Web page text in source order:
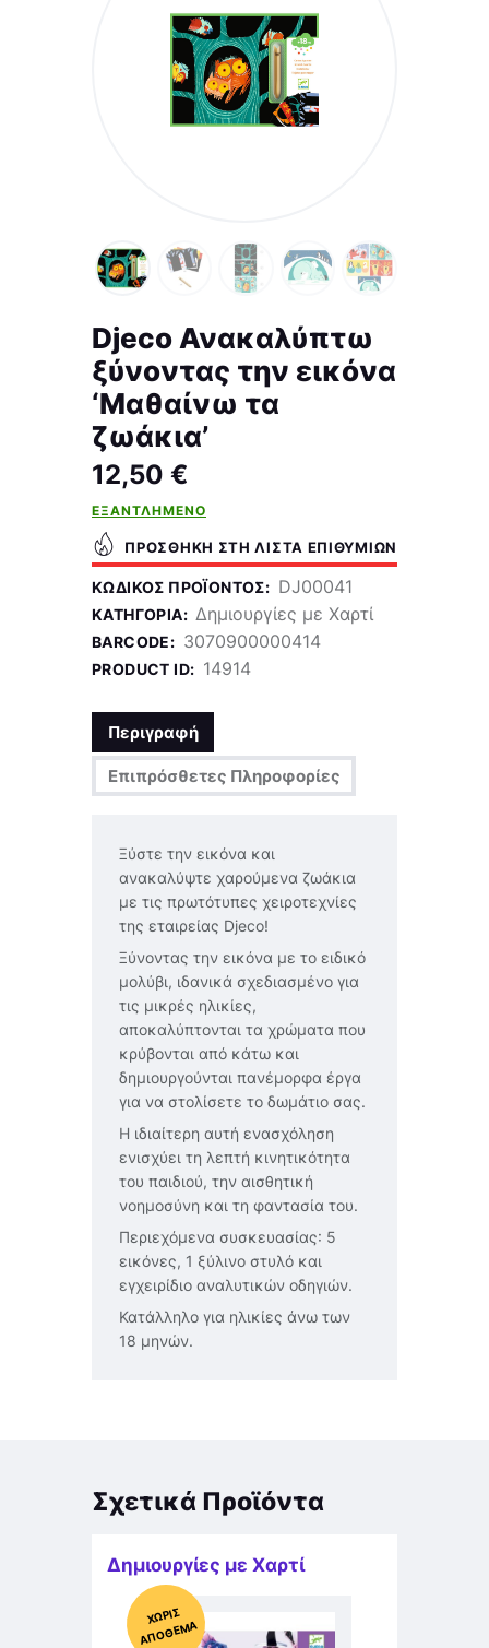
Djeco Ανακαλύπτω
ξύνοντας την εικόνα
‘Μαθαίνω τα
ζωάκια’
12,50 €
ΕΞΑΝΤΛΗΜΈΝΟ
ΠΡΟΣΘΉΚΗ ΣΤΗ ΛΊΣΤΑ ΕΠΙΘΥΜΙΏΝ
ΚΩΔΙΚΌΣ ΠΡΟΪΌΝΤΟΣ: DJ00041
ΚΑΤΗΓΟΡΊΑ: Δημιουργίες με Χαρτί
BARCODE: 3070900000414
PRODUCT ID: 14914
Περιγραφή
Επιπρόσθετες Πληροφορίες
Ξύστε την εικόνα και
ανακαλύψτε χαρούμενα ζωάκια
με τις πρωτότυπες χειροτεχνίες
της εταιρείας Djeco!
Ξύνοντας την εικόνα με το ειδικό
μολύβι, ιδανικά σχεδιασμένο για
τις μικρές ηλικίες,
αποκαλύπτονται τα χρώματα που
κρύβονται από κάτω και
δημιουργούνται πανέμορφα έργα
για να στολίσετε το δωμάτιο σας.
Η ιδιαίτερη αυτή ενασχόληση
ενισχύει τη λεπτή κινητικότητα
του παιδιού, την αισθητική
νοημοσύνη και τη φαντασία του.
Περιεχόμενα συσκευασίας: 5
εικόνες, 1 ξύλινο στυλό και
εγχειρίδιο αναλυτικών οδηγιών.
Κατάλληλο για ηλικίες άνω των
18 μηνών.
Σχετικά Προϊόντα
Δημιουργίες με Χαρτί
Χ
ΩΡΊΣ
Α
Π
Ό
ΘΕ
ΜΑ